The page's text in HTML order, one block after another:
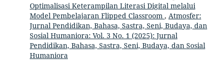
Optimalisasi Keterampilan Literasi Digital melalui
Model Pembelajaran Flipped Classroom , Atmosfer:
Jurnal Pendidikan, Bahasa, Sastra, Seni, Budaya, dan
Sosial Humaniora: Vol. 3 No. 1 (2025): Jurnal
Pendidikan, Bahasa, Sastra, Seni, Budaya, dan Sosial
Humaniora